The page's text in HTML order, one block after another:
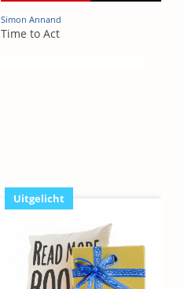
Simon Annand
Time to Act
Uitgelicht